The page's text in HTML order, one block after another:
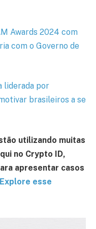
Awards 2024 com
com o Governo de
liderada por
brasileiros a se
utilizando muitas
no Crypto ID,
apresentar casos
Explore esse